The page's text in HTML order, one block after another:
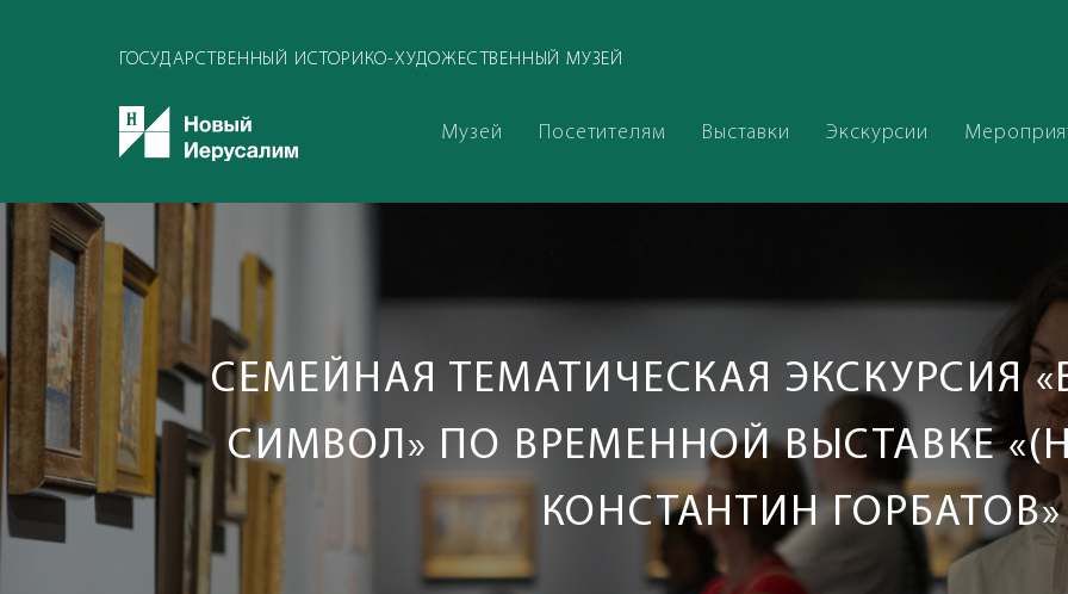
ГОСУДАРСТВЕННЫЙ ИСТОРИКО-ХУДОЖЕСТВЕННЫЙ МУЗЕЙ
Музей Посетителям Выставки Экскурсии
СЕМЕЙНАЯ ТЕМАТИЧЕСКАЯ ЭКСКУРСИЯ
СИМВОЛ» ПО ВРЕМЕННОЙ ВЫСТАВКЕ
КОНСТАНТИН ГОРБАТОВ»